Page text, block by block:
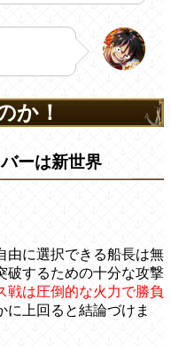
か！
ーは新世界
由に選択できる船長は無
破するための十分な攻撃
戦は圧倒的な火力で勝負
に上回ると結論づけま